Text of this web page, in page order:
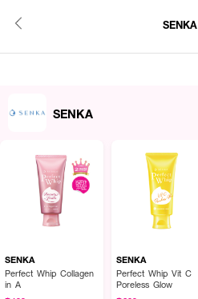
SENKA
SENKA
SENKA
Perfect Whip Collagen
in A
SENKA
Perfect Whip Vit C
Poreless Glow